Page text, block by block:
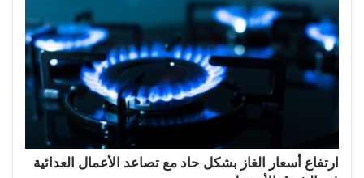
ارتفاع أسعار الغاز بشكل حاد مع تصاعد الأعمال العدائية